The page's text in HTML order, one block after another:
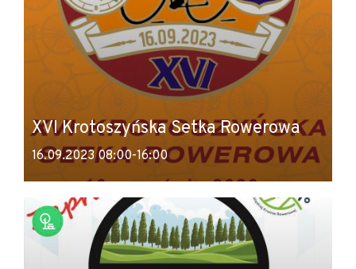
XVI Krotoszyńska Setka Rowerowa
16.09.2023 08:00-16:00